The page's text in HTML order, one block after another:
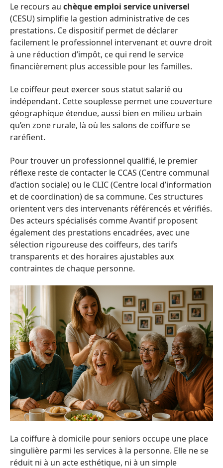
Le recours au chèque emploi service universel
(CESU) simplifie la gestion administrative de ces
prestations. Ce dispositif permet de déclarer
facilement le professionnel intervenant et ouvre droit
à une réduction d’impôt, ce qui rend le service
financièrement plus accessible pour les familles.
Le coiffeur peut exercer sous statut salarié ou
indépendant. Cette souplesse permet une couverture
géographique étendue, aussi bien en milieu urbain
qu’en zone rurale, là où les salons de coiffure se
raréfient.
Pour trouver un professionnel qualifié, le premier
réflexe reste de contacter le CCAS (Centre communal
d’action sociale) ou le CLIC (Centre local d’information
et de coordination) de sa commune. Ces structures
orientent vers des intervenants référencés et vérifiés.
Des acteurs spécialisés comme Avantif proposent
également des prestations encadrées, avec une
sélection rigoureuse des coiffeurs, des tarifs
transparents et des horaires ajustables aux
contraintes de chaque personne.
La coiffure à domicile pour seniors occupe une place
singulière parmi les services à la personne. Elle ne se
réduit ni à un acte esthétique, ni à un simple